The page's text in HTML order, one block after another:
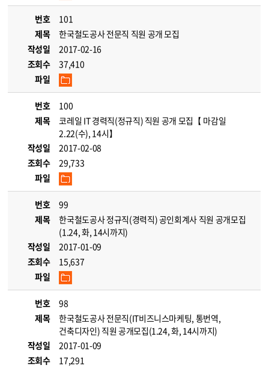
번호
101
제목
한국철도공사 전문직 직원 공개 모집
작성일
2017-02-16
조회수
37,410
파일
번호
100
제목
코레일 IT 경력직(정규직) 직원 공개 모집【 마감일
2.22(수), 14시】
작성일
2017-02-08
조회수
29,733
파일
번호
99
제목
한국철도공사 정규직(경력직) 공인회계사 직원 공개모집
(1.24, 화, 14시까지)
작성일
2017-01-09
조회수
15,637
파일
번호
98
제목
한국철도공사 전문직(IT비즈니스마케팅, 통번역,
건축디자인) 직원 공개모집(1.24, 화, 14시까지)
작성일
2017-01-09
조회수
17,291